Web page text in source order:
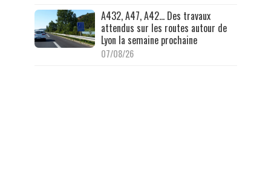
A432, A47, A42… Des travaux
attendus sur les routes autour de
Lyon la semaine prochaine
07/08/26